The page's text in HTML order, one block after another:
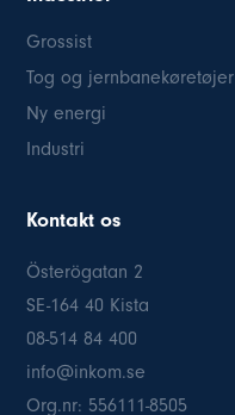
Grossist
Tog og jernbanekøretøjer
Ny energi
Industri
Kontakt os
Österögatan 2
SE-164 40 Kista
08-514 84 400
info@inkom.se
Org.nr: 556111-8505